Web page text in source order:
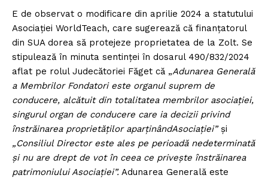
E de observat o modificare din aprilie 2024 a statutului
Asociației WorldTeach, care sugerează că finanțatorul
din SUA dorea să protejeze proprietatea de la Zolt. Se
stipulează în minuta sentinței în dosarul 490/832/2024
aflat pe rolul Judecătoriei Făget că „Adunarea Generală
a Membrilor Fondatori este organul suprem de
conducere, alcătuit din totalitatea membrilor asociației,
singurul organ de conducere care ia decizii privind
înstrăinarea proprietăților aparținândAsociației”și
„Consiliul Director este ales pe perioadă nedeterminată
și nu are drept de vot în ceea ce priveşte înstrăinarea
patrimoniului Asociaţiei”. Adunarea Generală este